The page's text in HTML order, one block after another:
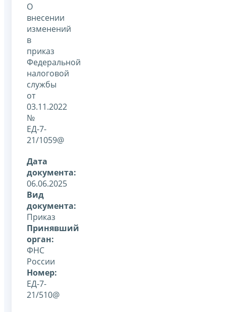
О
внесении
изменений
в
приказ
Федеральной
налоговой
службы
от
03.11.2022
№
ЕД-7-
21/1059@
Дата
документа:
06.06.2025
Вид
документа:
Приказ
Принявший
орган:
ФНС
России
Номер:
ЕД-7-
21/510@